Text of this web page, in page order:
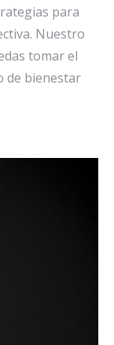
para
Nuestro
tomar el
de bienestar